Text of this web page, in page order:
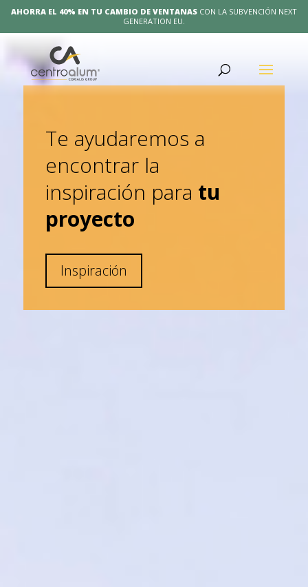
AHORRA EL 40% EN TU CAMBIO DE VENTANAS CON LA SUBVENCIÓN NEXT
GENERATION EU.
Te ayudaremos a
encontrar la
inspiración para tu
proyecto
Inspiración